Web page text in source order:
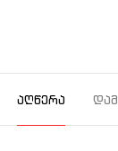
ᲐᲦᲬᲔᲠᲐ